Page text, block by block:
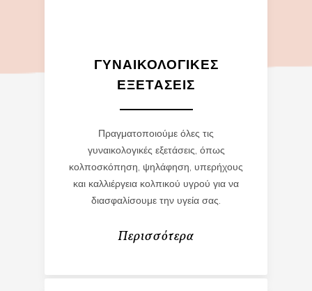
ΓΥΝΑΙΚΟΛΟΓΙΚΈΣ
ΕΞΕΤΆΣΕΙΣ
Πραγματοποιούμε όλες τις
γυναικολογικές εξετάσεις, όπως
κολποσκόπηση, ψηλάφηση, υπερήχους
και καλλιέργεια κολπικού υγρού για να
διασφαλίσουμε την υγεία σας.
Περισσότερα